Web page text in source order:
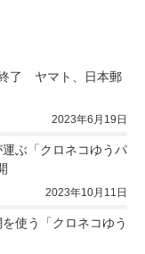
了　ヤマト、日本郵
2023年6月19日
ぶ「クロネコゆうパ
2023年10月11日
使う「クロネコゆう